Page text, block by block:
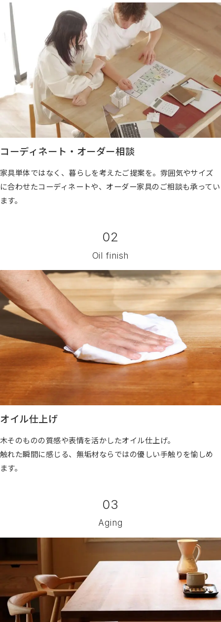
コーディネート・オーダー相談
家具単体ではなく、暮らしを考えたご提案を。雰囲気やサイズ
に合わせたコーディネートや、オーダー家具のご相談も承ってい
ます。
02
Oil finish
オイル仕上げ
木そのものの質感や表情を活かしたオイル仕上げ。
触れた瞬間に感じる、無垢材ならではの優しい手触りを愉しめ
ます。
03
Aging